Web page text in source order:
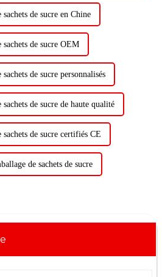
de sucre en Chine
de sucre OEM
de sucre personnalisés
de sucre de haute qualité
de sucre certifiés CE
de sachets de sucre